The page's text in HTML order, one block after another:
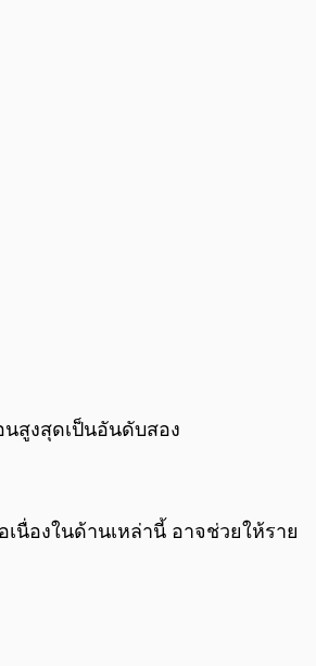
นสูงสุดเป็นอันดับสอง
เนื่องในด้านเหล่านี้ อาจช่วยให้ราย